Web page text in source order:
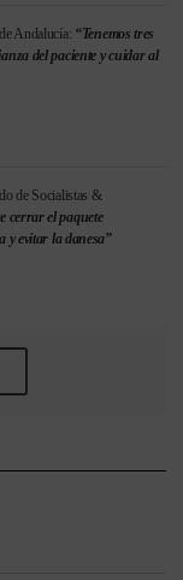
Andalucía: “Tenemos tres
del paciente y cuidar al
de Socialistas &
cerrar el paquete
y evitar la danesa”